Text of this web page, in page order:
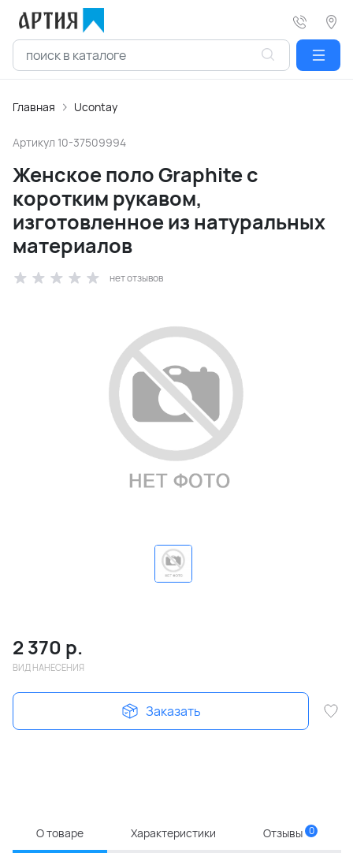
Главная Ucontay
Артикул 10-37509994
Женское поло Graphite с
коротким рукавом,
изготовленное из натуральных
материалов
нет отзывов
2 370 р.
ВИД НАНЕСЕНИЯ
Заказать
О товаре Характеристики Отзывы 0